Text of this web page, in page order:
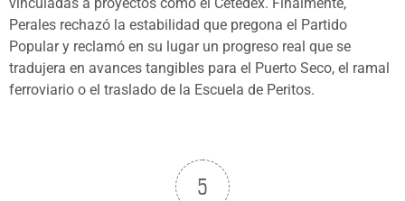
vinculadas a proyectos como el Cetedex. Finalmente,
Perales rechazó la estabilidad que pregona el Partido
Popular y reclamó en su lugar un progreso real que se
tradujera en avances tangibles para el Puerto Seco, el ramal
ferroviario o el traslado de la Escuela de Peritos.
5